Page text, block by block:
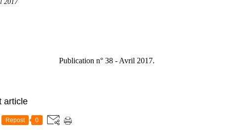
Publication n° 38 - Avril 2017.
article
Repost 0